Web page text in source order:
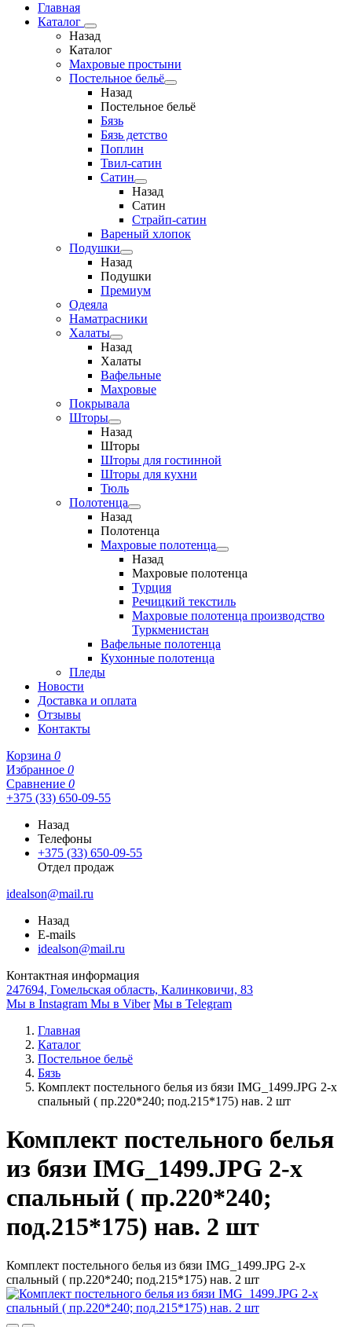
Главная
Каталог
Назад
Каталог
Махровые простыни
Постельное бельё
Назад
Постельное бельё
Бязь
Бязь детство
Поплин
Твил-сатин
Сатин
Назад
Сатин
Страйп-сатин
Вареный хлопок
Подушки
Назад
Подушки
Премиум
Одеяла
Наматрасники
Халаты
Назад
Халаты
Вафельные
Махровые
Покрывала
Шторы
Назад
Шторы
Шторы для гостинной
Шторы для кухни
Тюль
Полотенца
Назад
Полотенца
Махровые полотенца
Назад
Махровые полотенца
Турция
Речицкий текстиль
Махровые полотенца производство
Туркменистан
Вафельные полотенца
Кухонные полотенца
Пледы
Новости
Доставка и оплата
Отзывы
Контакты
Корзина 0
Избранное 0
Сравнение 0
+375 (33) 650-09-55
Назад
Телефоны
+375 (33) 650-09-55
Отдел продаж
idealson@mail.ru
Назад
E-mails
idealson@mail.ru
Контактная информация
247694, Гомельская область, Калинковичи, 83
Мы в Instagram Мы в Viber Мы в Telegram
Главная
Каталог
Постельное бельё
Бязь
Комплект постельного белья из бязи IMG_1499.JPG 2-х
спальный ( пр.220*240; под.215*175) нав. 2 шт
Комплект постельного белья
из бязи IMG_1499.JPG 2-х
спальный ( пр.220*240;
под.215*175) нав. 2 шт
Комплект постельного белья из бязи IMG_1499.JPG 2-х
спальный ( пр.220*240; под.215*175) нав. 2 шт